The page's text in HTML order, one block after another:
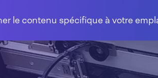
le contenu spécifique à votre